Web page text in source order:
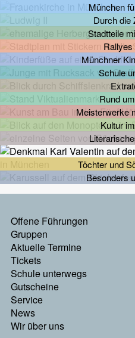
München
Durch die
Stadtteile
Münchner
Schule
Rund
Meisterwerke
Kultur
Töchter und
Besonders
Footermenu
Links
Offene Führungen
Gruppen
Aktuelle Termine
Tickets
Schule unterwegs
Gutscheine
Service
News
Wir über uns